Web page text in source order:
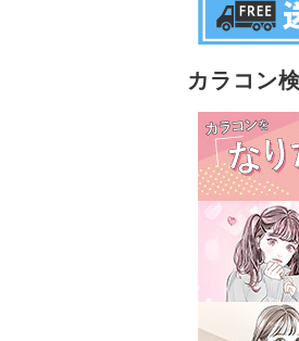
カラコン